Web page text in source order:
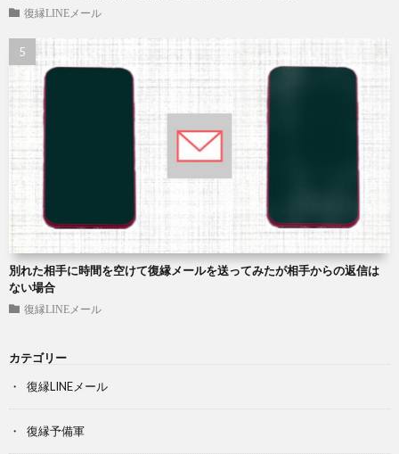
復縁LINEメール
別れた相手に時間を空けて復縁メールを送ってみたが相手からの返信は
ない場合
復縁LINEメール
カテゴリー
復縁LINEメール
復縁予備軍